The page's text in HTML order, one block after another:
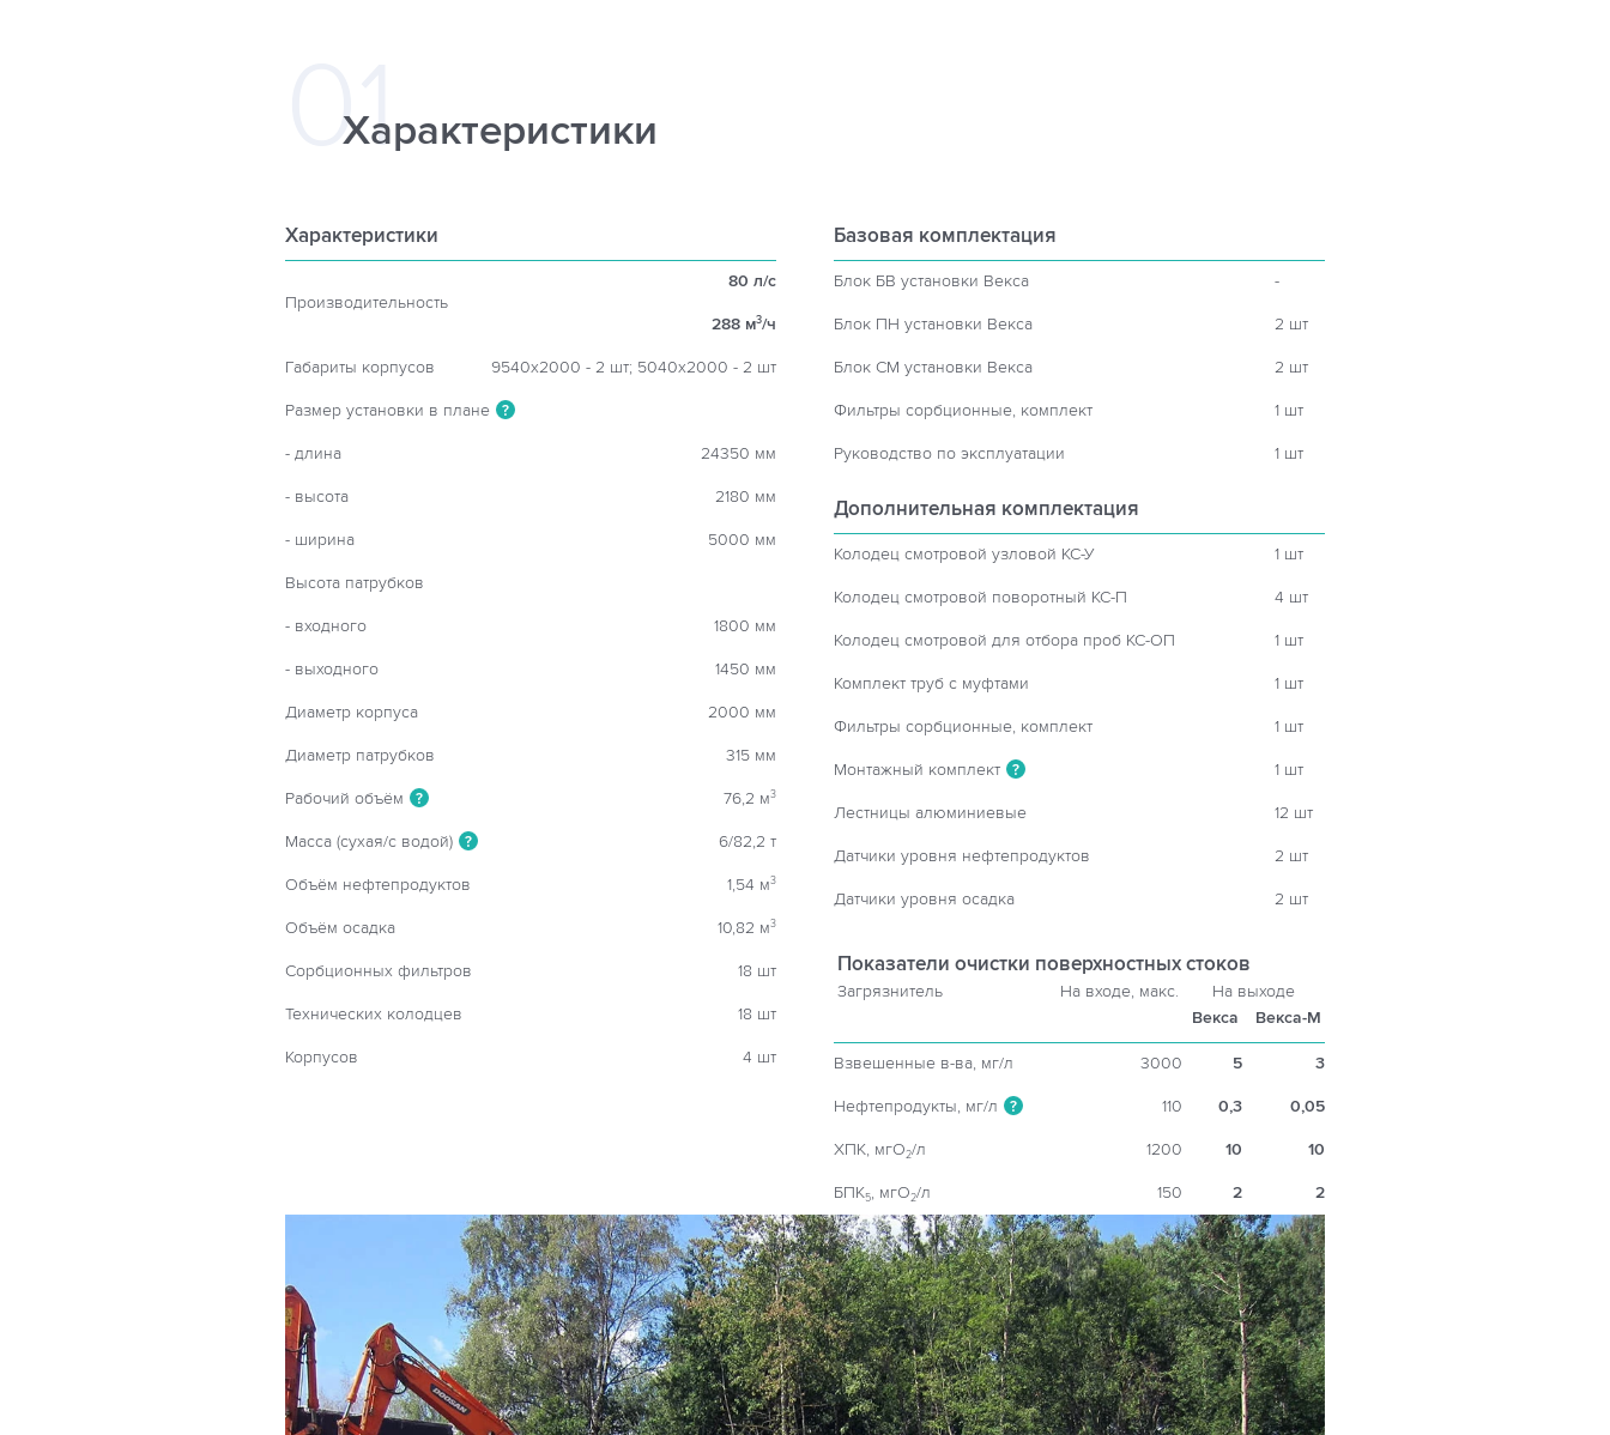
Характеристики
Характеристики
Производительность
80 л/с
288 м3/ч
Габариты корпусов 9540х2000 - 2 шт; 5040х2000 - 2 шт
Размер установки в плане ?
- длина 24350 мм
- высота 2180 мм
- ширина 5000 мм
Высота патрубков
- входного 1800 мм
- выходного 1450 мм
Диаметр корпуса 2000 мм
Диаметр патрубков 315 мм
Рабочий объём ? 76,2 м3
Масса (сухая/с водой) ? 6/82,2 т
Объём нефтепродуктов 1,54 м3
Объём осадка 10,82 м3
Сорбционных фильтров 18 шт
Технических колодцев 18 шт
Корпусов 4 шт
Базовая комплектация
Блок БВ установки Векса -
Блок ПН установки Векса 2 шт
Блок СМ установки Векса 2 шт
Фильтры сорбционные, комплект 1 шт
Руководство по эксплуатации 1 шт
Дополнительная комплектация
Колодец смотровой узловой КС-У 1 шт
Колодец смотровой поворотный КС-П 4 шт
Колодец смотровой для отбора проб КС-ОП 1 шт
Комплект труб с муфтами 1 шт
Фильтры сорбционные, комплект 1 шт
Монтажный комплект ? 1 шт
Лестницы алюминиевые 12 шт
Датчики уровня нефтепродуктов 2 шт
Датчики уровня осадка 2 шт
Показатели очистки поверхностных стоков
Загрязнитель На входе, макс.
На выходе
Векса
Векса-М
Взвешенные в-ва, мг/л 3000 5 3
Нефтепродукты, мг/л ? 110 0,3 0,05
ХПК, мгO2/л 1200 10 10
БПК5, мгO2/л 150 2 2